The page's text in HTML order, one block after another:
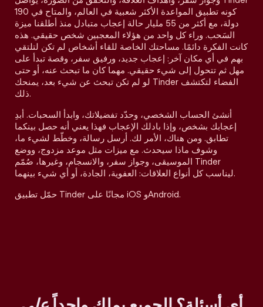
كونه تطبيق المواعدة الأكثر شعبية في العالم، والمتاح في 190
دولة، مع أكثر من 55 مليار حالة إعجاب متبادل منذ أطلقنا ميزة
السَحب. وراء كل واحد من هؤلاء المعجبين شخص حقيقي. هذه
كانت الفكرة دائمًا. مساحتك الخاصة للقاء أشخاص لم تكن لتلتقي
بهم في أي مكان آخر: إعجاب جديد، ورفيق سفر، وقصة تبدأ على
مهل ثم تتحول إلى شيء حقيقي. مهما كان ما تبحث عنه، أو حتى
لو لم تكن تبحث عن شيء بعد، يمنحك Tinder الفضاء لتكتشف
ذلك.
أنشئ الحساب الشخصي، وحدّد تفضيلاتك، وابدأ السحبات. أبدِ
إعجابك بشخص، وإذا بادلك الإعجاب فهذا يعني أنه حصل بينكما
تطابق. ومن هناك، الأمر لك. أرسل رسالة، وخطّط لشيء ما،
وشوف ماذا سيحدث. مع ميزات مثل موعد مزدوج، ووضع
الموسيقى، وجواز سفر، والانسجام، وغيرها، صُمّم Tinder
ليناسب كل أنواع العلاقات: العفوية، الجادة، أو أي شيء بينهما.
حمّل تطبيق Tinder مجانًا على iOS وAndroid.